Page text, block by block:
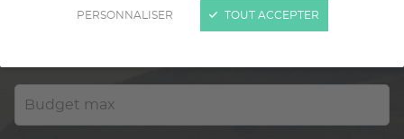
PERSONNALISER TOUT ACCEPTER
Budget max